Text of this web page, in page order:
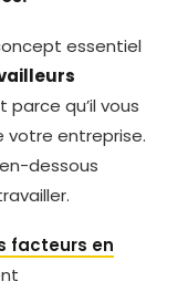
essentiel
qu’il vous
votre entreprise.
dessous
facteurs en